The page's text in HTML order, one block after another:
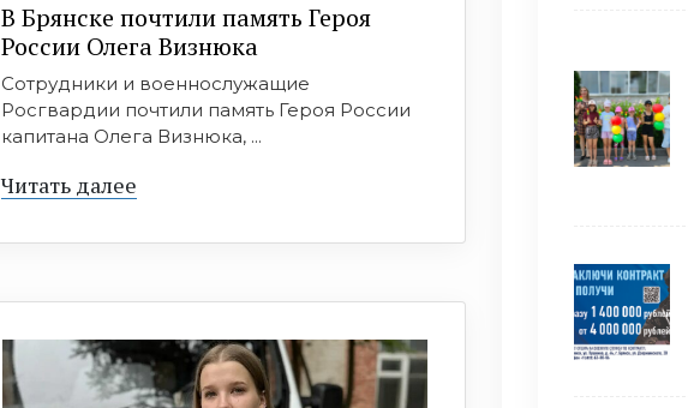
В Брянске почтили память Героя
России Олега Визнюка
Сотрудники и военнослужащие
Росгвардии почтили память Героя России
капитана Олега Визнюка, ...
Читать далее